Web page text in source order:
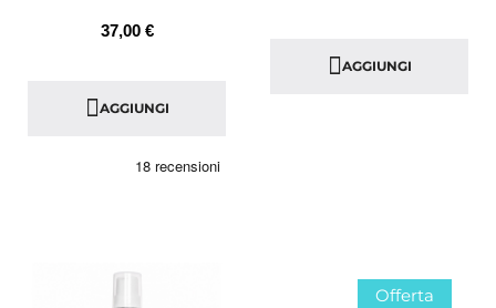
37,00 €
AGGIUNGI
AGGIUNGI
Offerta